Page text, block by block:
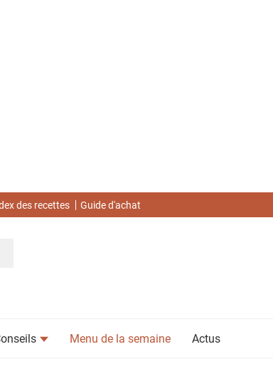
des recettes Guide d'achat
Menu de la semaine Actus